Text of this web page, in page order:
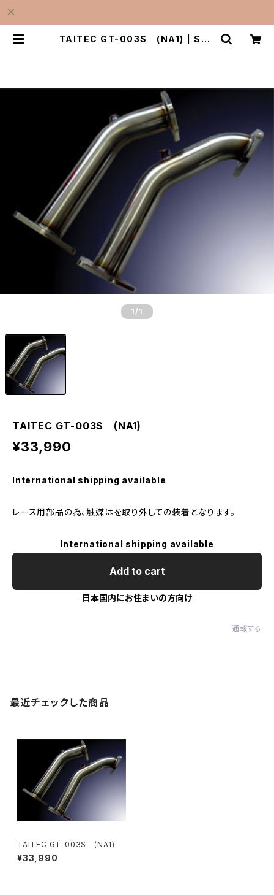
TAITEC GT-003S (NA1) | SUP
1 /1
TAITEC GT-003S (NA1)
¥33,990
International shipping available
レース用部品の為、触媒はを取り外しての装着となります。
International shipping available
Add to cart
日本国内にお住まいの方向け
通報する
最近チェックした商品
TAITEC GT-003S (NA1)
¥33,990